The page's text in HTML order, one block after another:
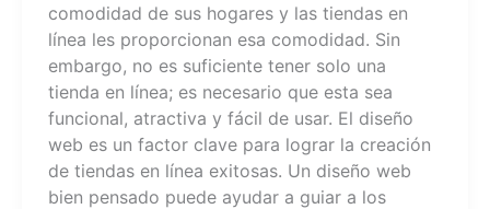
comodidad de sus hogares y las tiendas en
línea les proporcionan esa comodidad. Sin
embargo, no es suficiente tener solo una
tienda en línea; es necesario que esta sea
funcional, atractiva y fácil de usar. El diseño
web es un factor clave para lograr la creación
de tiendas en línea exitosas. Un diseño web
bien pensado puede ayudar a guiar a los